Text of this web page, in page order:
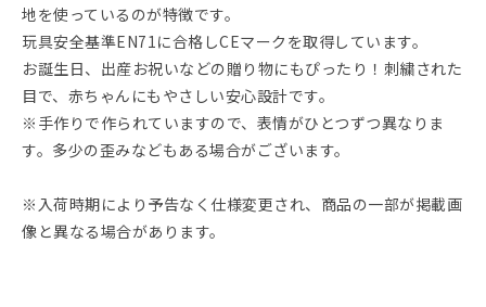
地を使っているのが特徴です。
玩具安全基準EN71に合格しCEマークを取得しています。
お誕生日、出産お祝いなどの贈り物にもぴったり！刺繍された
目で、赤ちゃんにもやさしい安心設計です。
※手作りで作られていますので、表情がひとつずつ異なりま
す。多少の歪みなどもある場合がございます。
※入荷時期により予告なく仕様変更され、商品の一部が掲載画
像と異なる場合があります。